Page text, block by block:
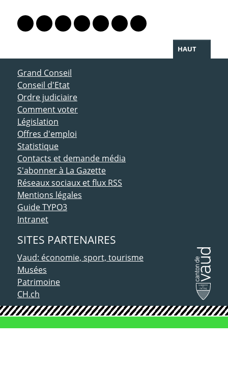
Lien vers le profil Mastodon
Lien vers le profil Bluesky
Lien vers le profil Instagram
Lien vers le profil Linkedin
Lien vers le profil Facebook
Lien vers le profil Twitter
Partager par WhatsApp
HAUT
ACCÈS DIRECT
Grand Conseil
Conseil d'Etat
Ordre judiciaire
Comment voter
Législation
Offres d'emploi
Statistique
Contacts et demande média
S'abonner à La Gazette
Réseaux sociaux et flux RSS
Mentions légales
Guide TYPO3
Intranet
SITES PARTENAIRES
Vaud: économie, sport, tourisme
Musées
Patrimoine
CH.ch